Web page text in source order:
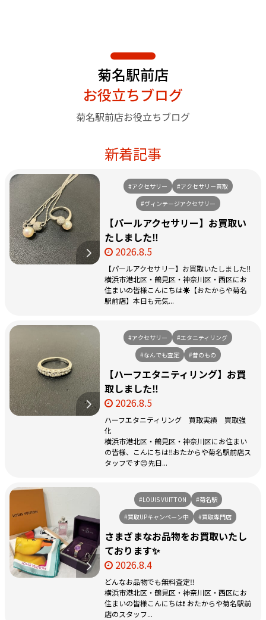
菊名駅前店
お役立ちブログ
菊名駅前店お役立ちブログ
新着記事
#アクセサリー
#アクセサリー買取
#ヴィンテージアクセサリー
【パールアクセサリー】お買取い
たしました‼️
2026.8.5
【パールアクセサリー】お買取いたしました‼️
横浜市港北区・鶴見区・神奈川区・西区にお
住まいの皆様こんにちは☀️【おたからや菊名
駅前店】本日も元気...
#アクセサリー
#エタニティリング
#なんでも査定
#昔のもの
【ハーフエタニティリング】お買
取しました‼️
2026.8.5
ハーフエタニティリング 買取実績 買取強
化
横浜市港北区・鶴見区・神奈川区にお住まい
の皆様、こんにちは‼️おたからや菊名駅前店ス
タッフです😊先日...
#LOUIS VUITTON
#菊名駅
#買取UPキャンペーン中
#買取専門店
さまざまなお品物をお買取いたし
ております✨
2026.8.4
どんなお品物でも無料査定‼️
横浜市港北区・鶴見区・神奈川区・西区にお
住まいの皆様こんにちは❗️ おたからや菊名駅前
店のスタッフ...